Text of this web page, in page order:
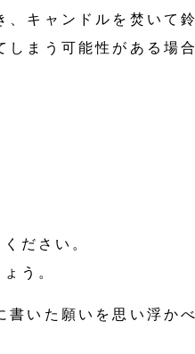
キャンドルを焚いて
まう可能性がある場
ださい。
う。
いた願いを思い浮か